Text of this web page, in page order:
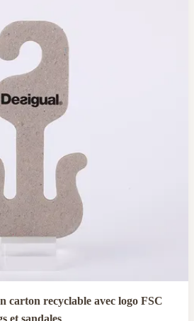
carton recyclable avec logo FSC
et sandales